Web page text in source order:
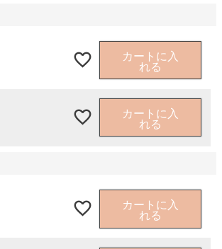
カートに入
れる
カートに入
れる
カートに入
れる